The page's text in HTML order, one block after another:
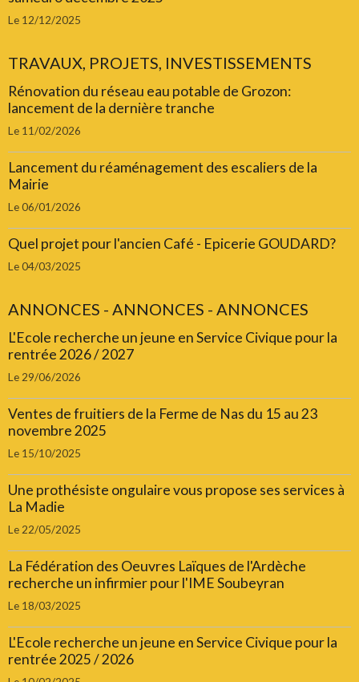
Le 12/12/2025
TRAVAUX, PROJETS, INVESTISSEMENTS
Rénovation du réseau eau potable de Grozon:
lancement de la dernière tranche
Le 11/02/2026
Lancement du réaménagement des escaliers de la
Mairie
Le 06/01/2026
Quel projet pour l'ancien Café - Epicerie GOUDARD?
Le 04/03/2025
ANNONCES - ANNONCES - ANNONCES
L'Ecole recherche un jeune en Service Civique pour la
rentrée 2026 / 2027
Le 29/06/2026
Ventes de fruitiers de la Ferme de Nas du 15 au 23
novembre 2025
Le 15/10/2025
Une prothésiste ongulaire vous propose ses services à
La Madie
Le 22/05/2025
La Fédération des Oeuvres Laïques de l'Ardèche
recherche un infirmier pour l'IME Soubeyran
Le 18/03/2025
L'Ecole recherche un jeune en Service Civique pour la
rentrée 2025 / 2026